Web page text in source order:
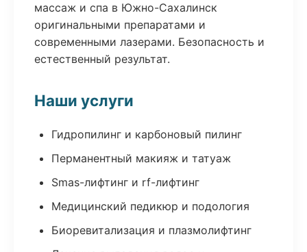
массаж и спа в Южно-Сахалинск
оригинальными препаратами и
современными лазерами. Безопасность и
естественный результат.
Наши услуги
Гидропилинг и карбоновый пилинг
Перманентный макияж и татуаж
Smas-лифтинг и rf-лифтинг
Медицинский педикюр и подология
Биоревитализация и плазмолифтинг